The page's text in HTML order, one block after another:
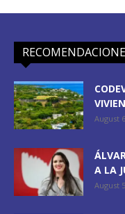
August
A LA
August